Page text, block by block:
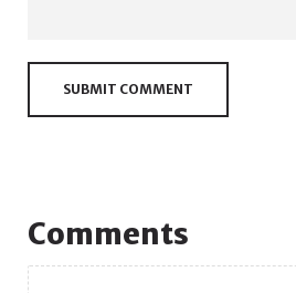
SUBMIT COMMENT
Comments